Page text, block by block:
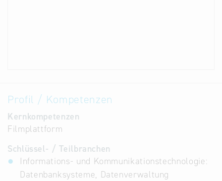
Profil / Kompetenzen
Kernkompetenzen
Filmplattform
Schlüssel- / Teilbranchen
Informations- und Kommunikationstechnologie:
Datenbanksysteme, Datenverwaltung